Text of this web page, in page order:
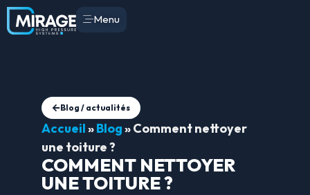
Menu
Blog / actualités
Accueil»Blog»Comment nettoyer
une toiture ?
COMMENT NETTOYER
UNE TOITURE ?